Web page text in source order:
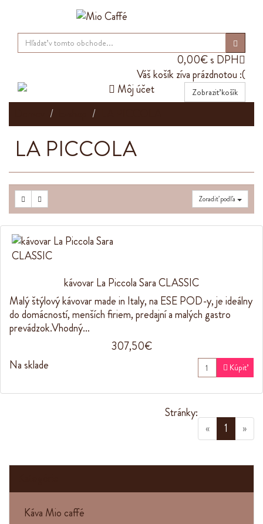
0,00€ s DPH
Váš košík zíva prázdnotou :(
Zobraziť košík
 Môj účet
LA PICCOLA
Zoradiť podľa
kávovar La Piccola Sara CLASSIC
Malý štýlový kávovar made in Italy, na ESE POD-y, je ideálny
do domácností, menších firiem, predajní a malých gastro
prevádzok.Vhodný…
307,50€
Na sklade
 Kúpiť
« 1 »
Stránky:
Káva Mio caffé